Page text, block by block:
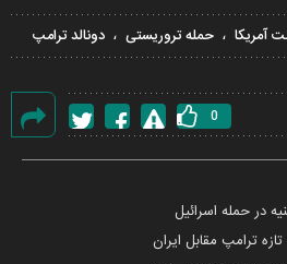
آمریکا ، حمله تروریستی ، دونالد ترامپ
گزارش
0
در حمله اسرائیل
ترامپ مقابل ایران